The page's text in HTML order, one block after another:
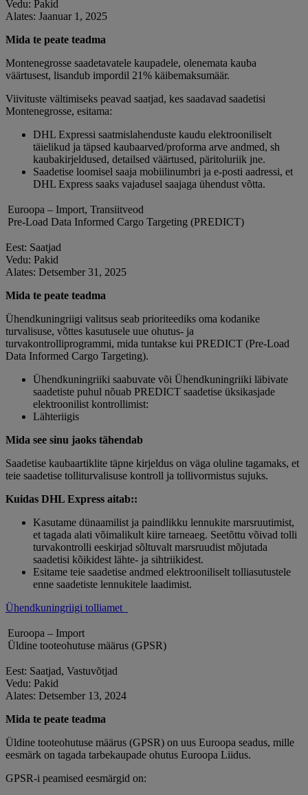
Vedu: Pakid
Alates: Jaanuar 1, 2025
Mida te peate teadma
Montenegrosse saadetavatele kaupadele, olenemata kauba
väärtusest, lisandub impordil 21% käibemaksumäär.
Viivituste vältimiseks peavad saatjad, kes saadavad saadetisi
Montenegrosse, esitama:
DHL Expressi saatmislahenduste kaudu elektrooniliselt
täielikud ja täpsed kaubaarved/proforma arve andmed, sh
kaubakirjeldused, detailsed väärtused, päritoluriik jne.
Saadetise loomisel saaja mobiilinumbri ja e-posti aadressi, et
DHL Express saaks vajadusel saajaga ühendust võtta.
Euroopa – Import, Transiitveod
Pre-Load Data Informed Cargo Targeting (PREDICT)
Eest: Saatjad
Vedu: Pakid
Alates: Detsember 31, 2025
Mida te peate teadma
Ühendkuningriigi valitsus seab prioriteediks oma kodanike
turvalisuse, võttes kasutusele uue ohutus- ja
turvakontrolliprogrammi, mida tuntakse kui PREDICT (Pre-Load
Data Informed Cargo Targeting).
Ühendkuningriiki saabuvate või Ühendkuningriiki läbivate
saadetiste puhul nõuab PREDICT saadetise üksikasjade
elektroonilist kontrollimist:
Lähteriigis
Mida see sinu jaoks tähendab
Saadetise kaubaartiklite täpne kirjeldus on väga oluline tagamaks, et
teie saadetise tolliturvalisuse kontroll ja tollivormistus sujuks.
Kuidas DHL Express aitab::
Kasutame dünaamilist ja paindlikku lennukite marsruutimist,
et tagada alati võimalikult kiire tarneaeg. Seetõttu võivad tolli
turvakontrolli eeskirjad sõltuvalt marsruudist mõjutada
saadetisi kõikidest lähte- ja sihtriikidest.
Esitame teie saadetise andmed elektrooniliselt tolliasutustele
enne saadetiste lennukitele laadimist.
Ühendkuningriigi tolliamet
Euroopa – Import
Üldine tooteohutuse määrus (GPSR)
Eest: Saatjad, Vastuvõtjad
Vedu: Pakid
Alates: Detsember 13, 2024
Mida te peate teadma
Üldine tooteohutuse määrus (GPSR) on uus Euroopa seadus, mille
eesmärk on tagada tarbekaupade ohutus Euroopa Liidus.
GPSR-i peamised eesmärgid on: